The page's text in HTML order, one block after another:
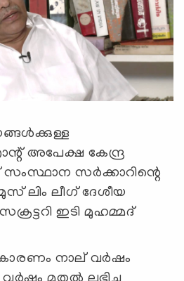
അപേക്ഷ കേന്ദ്ര
സര്‍ക്കാറിന്റെ
ലിം ലീഗ് ദേശീയ
ഇടി മുഹമ്മദ്
കാരണം നാല് വര്‍ഷം